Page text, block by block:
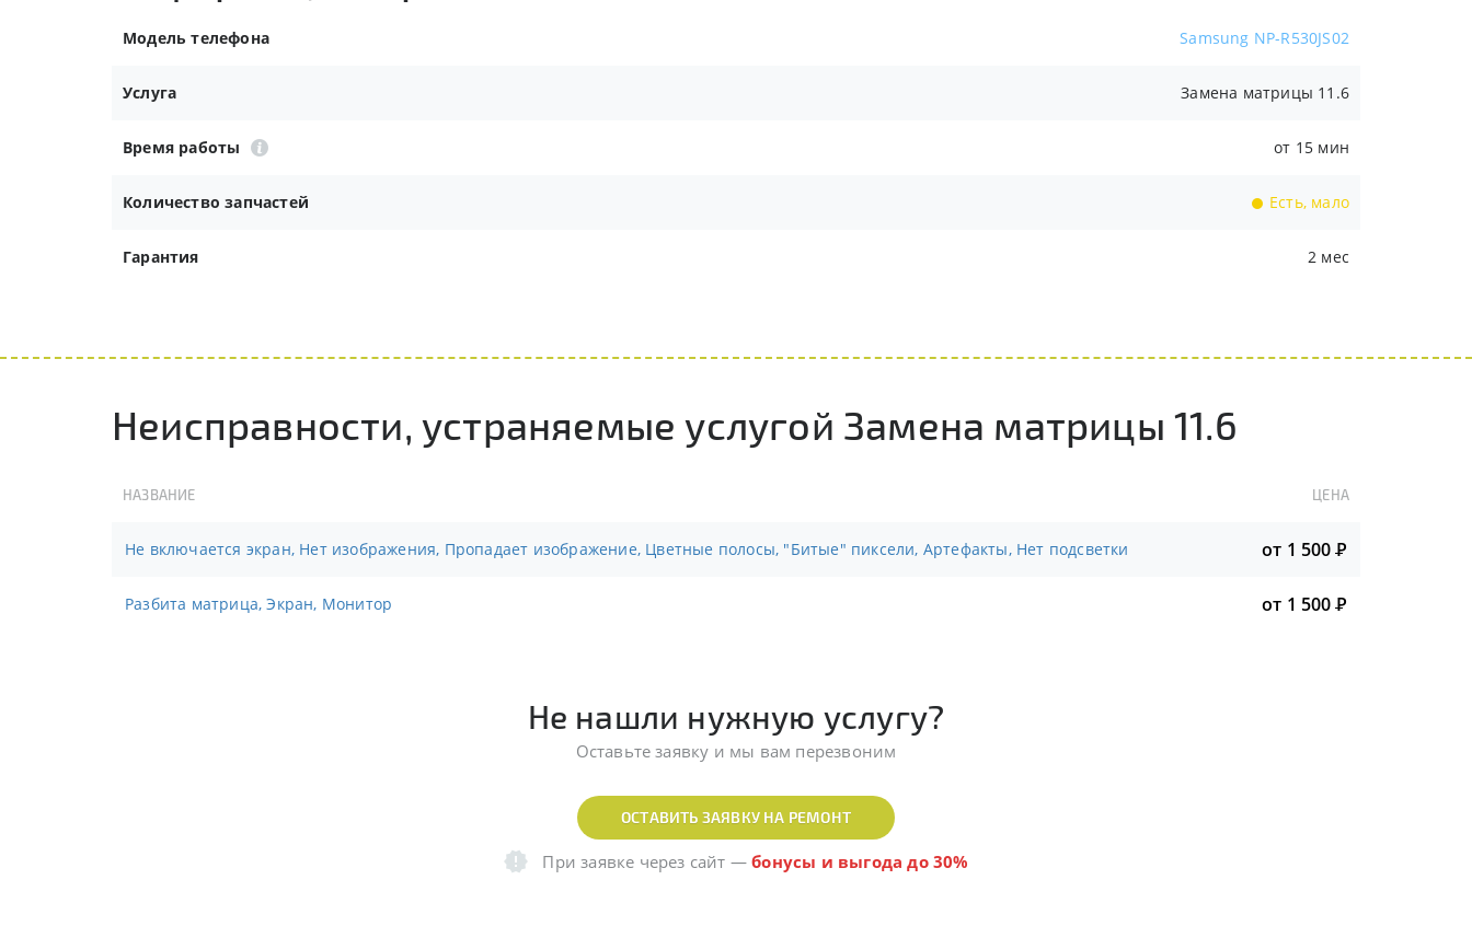
Модель телефона Samsung NP-R530JS02
Услуга Замена матрицы 11.6
Время работы от 15 мин
Количество запчастей Есть, мало
Гарантия 2 мес
Неисправности, устраняемые услугой Замена матрицы 11.6
НАЗВАНИЕ ЦЕНА
Не включается экран, Нет изображения, Пропадает изображение, Цветные полосы, "Битые" пиксели, Артефакты, Нет подсветки от 1 500Р
Разбита матрица, Экран, Монитор от 1 500Р
Не нашли нужную услугу?
Оставьте заявку и мы вам перезвоним
ОСТАВИТЬ ЗАЯВКУ НА РЕМОНТ
При заявке через сайт —бонусы и выгода до 30%